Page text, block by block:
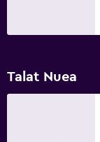
Talat Nuea